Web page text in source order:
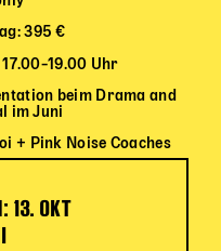
395 €
Uhr
beim Drama and
im Juni
+ Pink Noise Coaches
13. OKT